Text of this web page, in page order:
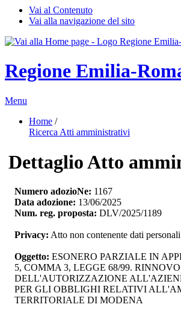
Vai al Contenuto
Vai alla navigazione del sito
Regione Emilia-
Menu
Home /
Ricerca Atti amministrativi
Dettaglio Atto
Numero adozioNe: 1167
Data adozione: 13/06/2025
Num. reg. proposta: DLV/2025/1189
Privacy: Atto non contenente dati personali
Oggetto: ESONERO PARZIALE IN
5, COMMA 3, LEGGE 68/99. RINNOVO
DELL'AUTORIZZAZIONE
PER GLI OBBLIGHI RELATIVI
TERRITORIALE DI MODENA